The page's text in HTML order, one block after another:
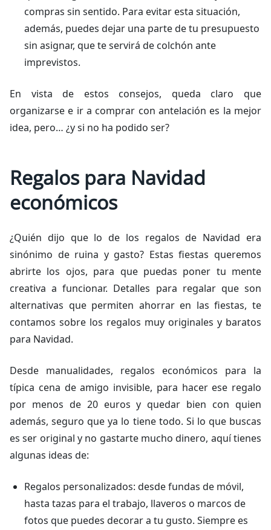
compras sin sentido. Para evitar esta situación,
además, puedes dejar una parte de tu presupuesto
sin asignar, que te servirá de colchón ante
imprevistos.
En vista de estos consejos, queda claro que
organizarse e ir a comprar con antelación es la mejor
idea, pero… ¿y si no ha podido ser?
Regalos para Navidad
económicos
¿Quién dijo que lo de los regalos de Navidad era
sinónimo de ruina y gasto? Estas fiestas queremos
abrirte los ojos, para que puedas poner tu mente
creativa a funcionar. Detalles para regalar que son
alternativas que permiten ahorrar en las fiestas, te
contamos sobre los regalos muy originales y baratos
para Navidad.
Desde manualidades, regalos económicos para la
típica cena de amigo invisible, para hacer ese regalo
por menos de 20 euros y quedar bien con quien
además, seguro que ya lo tiene todo. Si lo que buscas
es ser original y no gastarte mucho dinero, aquí tienes
algunas ideas de:
Regalos personalizados: desde fundas de móvil,
hasta tazas para el trabajo, llaveros o marcos de
fotos que puedes decorar a tu gusto. Siempre es